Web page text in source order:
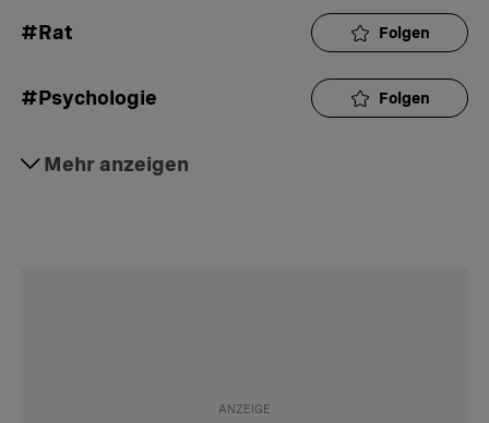
#Rat Folgen
#Psychologie Folgen
Mehr anzeigen
#Beziehung